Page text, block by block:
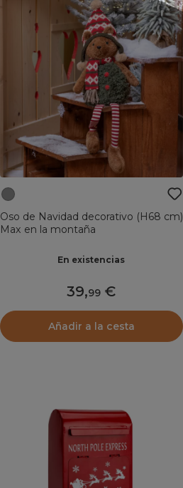
Oso de Navidad decorativo (H68 cm)
Max en la montaña
En existencias
39,99
Añadir a la cesta